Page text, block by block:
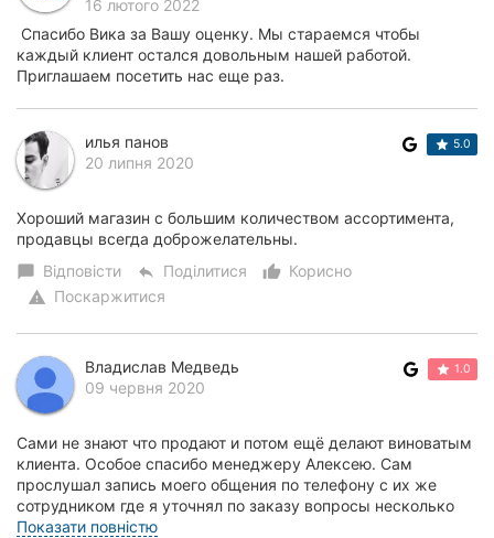
Суми
Івано-
Франківськ
Ужгород
Карпати
16 лютого 2022
Спасибо Вика за Вашу оценку. Мы стараемся чтобы
каждый клиент остался довольным нашей работой.
Приглашаем посетить нас еще раз.
илья панов
20 липня 2020
5.0
Хороший магазин с большим количеством ассортимента,
продавцы всегда доброжелательны.
chat_bubble Відповісти reply Поділитися thumb_up_alt
Корисно
warning Поскаржитися
Владислав Медведь
09 червня 2020
1.0
Сами не знают что продают и потом ещё делают виноватым
клиента. Особое спасибо менеджеру Алексею. Сам
прослушал запись моего общения по телефону с их же
сотрудником где я уточнял по заказу вопросы несколько
раз и при этом все равно они отгрузили нам...
Показати повністю